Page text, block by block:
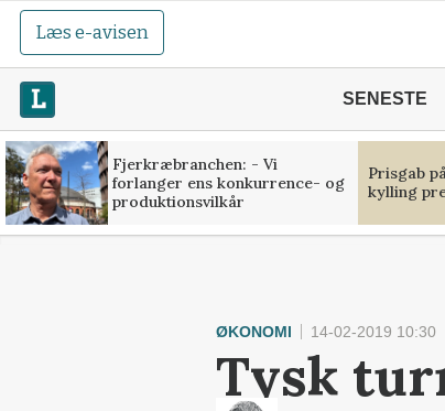
Læs e-avisen
SENESTE
Fjerkræbranchen: - Vi
forlanger ens konkurrence- og
produktionsvilkår
Prisgab
kylling
ØKONOMI 14-02-2019 10:30
Tysk